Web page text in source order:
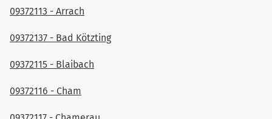
09372113 - Arrach
09372137 - Bad Kötzting
09372115 - Blaibach
09372116 - Cham